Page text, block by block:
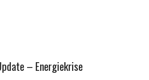
– Energiekrise